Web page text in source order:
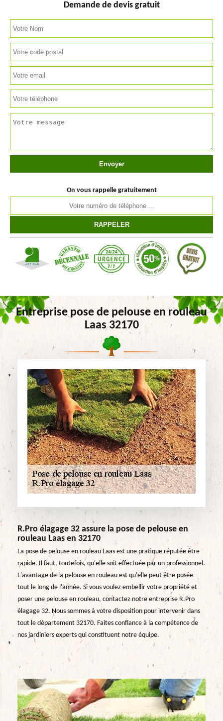
Demande de devis gratuit
On vous rappelle gratuitement
Entreprise pose de pelouse en rouleau
Laas 32170
R.Pro élagage 32 assure la pose de pelouse en
rouleau Laas en 32170
La pose de pelouse en rouleau Laas est une pratique réputée être
rapide. Il faut, toutefois, qu'elle soit effectuée par un professionnel.
L'avantage de la pelouse en rouleau est qu'elle peut être posée
tout le long de l'année. Si vous voulez embellir votre propriété et
poser une pelouse en rouleau, contactez notre entreprise R.Pro
élagage 32. Nous sommes à votre disposition pour intervenir dans
tout le département 32170. Faites confiance à la compétence de
nos jardiniers experts qui constituent notre équipe.